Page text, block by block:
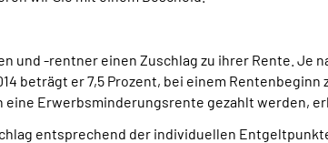
-rentner einen Zuschlag zu ihrer Rente. Je
beträgt er 7,5 Prozent, bei einem Rentenbeginn
Erwerbsminderungsrente gezahlt werden,
entsprechend der individuellen